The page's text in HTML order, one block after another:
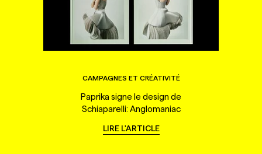
CAMPAGNES ET CRÉATIVITÉ
Paprika signe le design de
Schiaparelli: Anglomaniac
LIRE L'ARTICLE